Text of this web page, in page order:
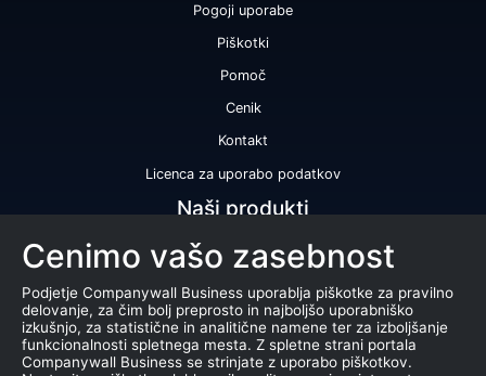
Pogoji uporabe
Piškotki
Pomoč
Cenik
Kontakt
Licenca za uporabo podatkov
Naši produkti
Bonitetna ocena
Bonitetno poročilo
Certifikat bonitetne odličnosti
Produkti
Cenimo vašo zasebnost
Podjetje Companywall Business uporablja piškotke za pravilno
delovanje, za čim bolj preprosto in najboljšo uporabniško
izkušnjo, za statistične in analitične namene ter za izboljšanje
funkcionalnosti spletnega mesta. Z spletne strani portala
Companywall Business se strinjate z uporabo piškotkov.